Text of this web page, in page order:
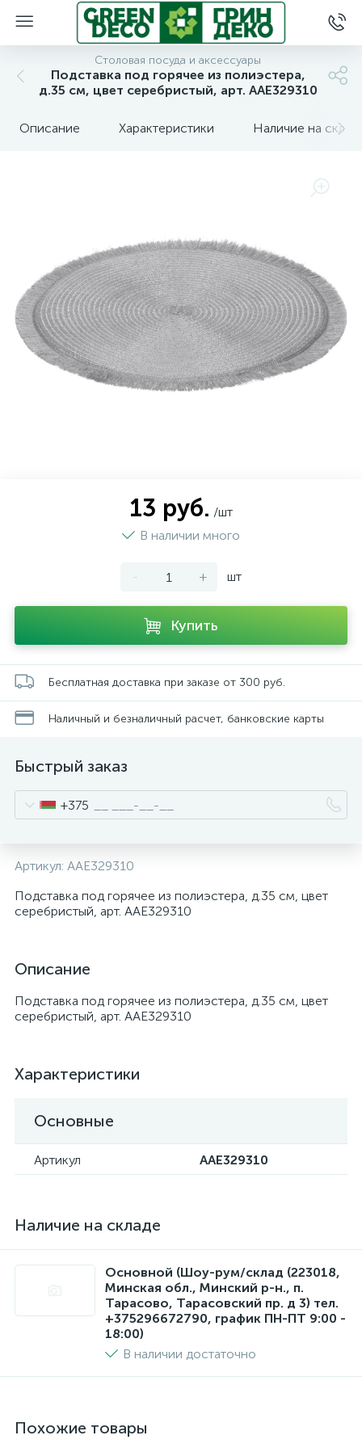
Столовая посуда и аксессуары
Подставка под горячее из полиэстера,
д.35 см, цвет серебристый, арт. AAE329310
Описание Характеристики Наличие на
13 руб. /шт
В наличии много
- + шт
Купить
Бесплатная доставка при заказе от 300 руб.
Наличный и безналичный расчет, банковские карты
Быстрый заказ
+375
Артикул: AAE329310
Подставка под горячее из полиэстера, д.35 см, цвет
серебристый, арт. AAE329310
Описание
Подставка под горячее из полиэстера, д.35 см, цвет
серебристый, арт. AAE329310
Характеристики
Основные
Артикул AAE329310
Наличие на складе
Основной (Шоу-рум/склад (223018,
Минская обл., Минский р-н., п.
Тарасово, Тарасовский пр. д 3) тел.
+375296672790, график ПН-ПТ 9:00 -
18:00)
В наличии достаточно
Похожие товары